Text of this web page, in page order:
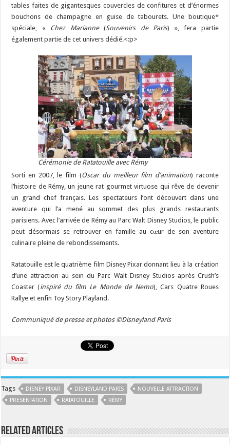
tables faites de gigantesques couvercles de confitures et d’énormes
bouchons de champagne en guise de tabourets. Une boutique*
spéciale, « Chez Marianne(Souvenirs de Paris) », fera partie
également partie de cet univers dédié.<:p>
Cérémonie de Ratatouille avec Rémy
Sorti en 2007, le film (Oscar du meilleur film d’animation) raconte
l’histoire de Rémy, un jeune rat gourmet virtuose qui rêve de devenir
un grand chef français. Les spectateurs l’ont découvert dans une
aventure qui l’a mené au sommet des plus grands restaurants
parisiens. Avec l’arrivée de Rémy au Parc Walt Disney Studios, le public
peut désormais se retrouver en famille au cœur de son aventure
culinaire pleine de rebondissements.
Ratatouille est le quatrième film Disney Pixar donnant lieu à la création
d’une attraction au sein du Parc Walt Disney Studios après Crush’s
Coaster (inspiré du film Le Monde de Nemo), Cars Quatre Roues
Rallye et enfin Toy Story Playland.
Communiqué de presse et photos ©Disneyland Paris
Tags DISNEY PIXAR DISNEYLAND PARIS
NOUVELLE ATTRACTION
PRESENTATION
RATATOUILLE RÉMY
Related Articles